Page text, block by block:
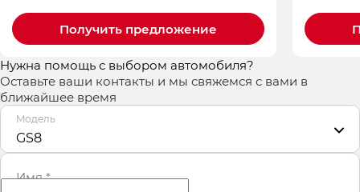
Получить предложение
Нужна помощь с выбором автомобиля?
Оставьте ваши контакты и мы свяжемся с вами в
ближайшее время
Модель
GS8
Имя*